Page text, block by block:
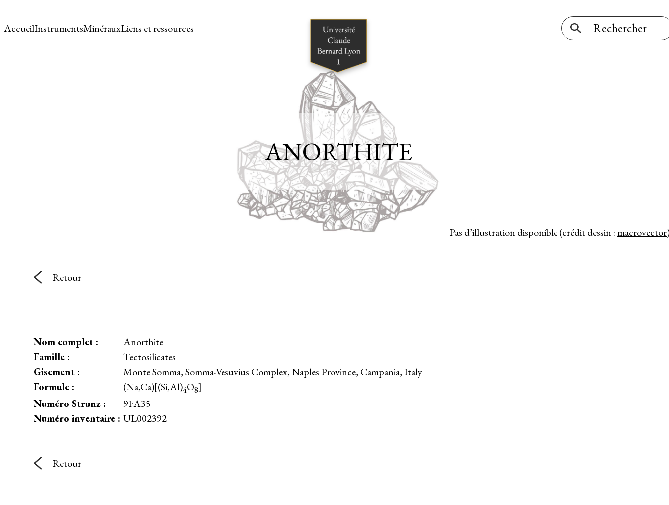
AccueilInstrumentsMinérauxLiens et ressources
Pas d’illustration disponible (crédit dessin :macrovector)
ANORTHITE
Retour
Nom complet :
Anorthite
Famille :
Tectosilicates
Gisement :
Monte Somma, Somma-Vesuvius Complex, Naples Province, Campania, Italy
Formule :
(Na,Ca)[(Si,Al)4O8]
Numéro Strunz :
9FA35
Numéro inventaire : UL002392
Retour